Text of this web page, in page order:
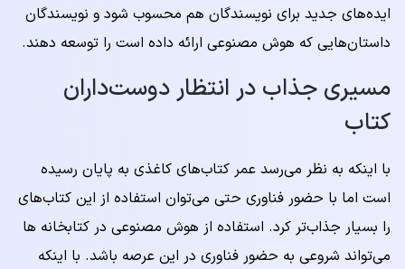
ایده‌های جدید برای نویسندگان هم محسوب شود و نویسندگان
داستان‌هایی که هوش مصنوعی ارائه داده است را توسعه دهند.
مسیری جذاب در انتظار دوست‌داران
کتاب
با اینکه به نظر می‌رسد عمر کتاب‌های کاغذی به پایان رسیده
است اما با حضور فناوری حتی می‌توان استفاده از این کتاب‌های
را بسیار جذاب‌تر کرد. استفاده از هوش مصنوعی در کتابخانه ها
می‌تواند شروعی به حضور فناوری در این عرصه باشد. با اینکه